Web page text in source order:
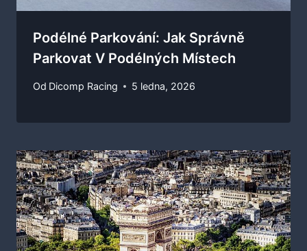
Podélné Parkování: Jak Správně
Parkovat V Podélných Místech
Od Dicomp Racing 5 ledna, 2026